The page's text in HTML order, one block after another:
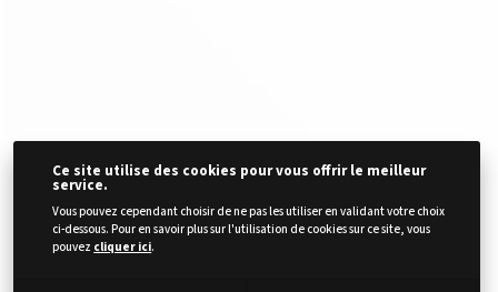
Ce site utilise des cookies pour vous offrir le meilleur
service.
Vous pouvez cependant choisir de ne pas les utiliser en validant votre choix
ci-dessous. Pour en savoir plus sur l'utilisation de cookies sur ce site, vous
pouvez cliquer ici.